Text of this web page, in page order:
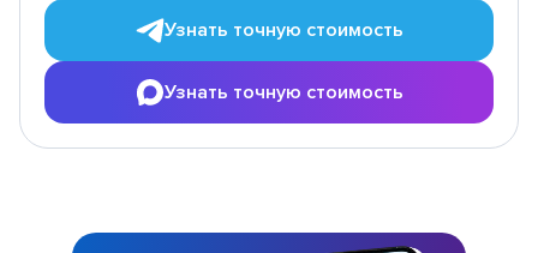
Узнать точную стоимость
Узнать точную стоимость